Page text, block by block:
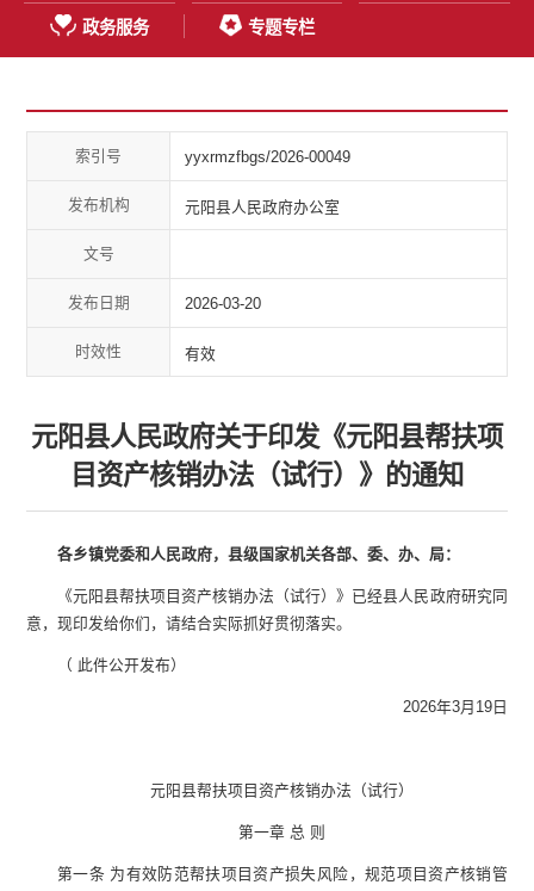
政务服务 专题专栏
索引号 yyxrmzfbgs/2026-00049
发布机构 元阳县人民政府办公室
文号
发布日期 2026-03-20
时效性 有效
元阳县人民政府关于印发《元阳县帮扶项
目资产核销办法（试行）》的通知
各乡镇党委和人民政府，县级国家机关各部、委、办、局：
《元阳县帮扶项目资产核销办法（试行）》已经县人民政府研究同
意，现印发给你们，请结合实际抓好贯彻落实。
（ 此件公开发布）
2026年3月19日
元阳县帮扶项目资产核销办法（试行）
第一章 总 则
第一条 为有效防范帮扶项目资产损失风险，规范项目资产核销管